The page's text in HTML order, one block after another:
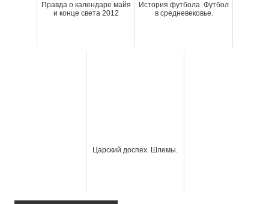
Правда о календаре майя
и конце света 2012
История футбола. Футбол
в средневековье.
Царский доспех. Шлемы.